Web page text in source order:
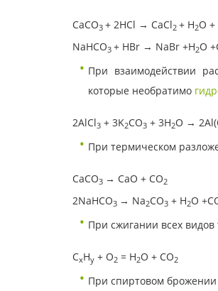
CaCO3 + 2HCl → CaCl2 + H2O +
NaHCO3 + HBr → NaBr +H2O
При взаимодействии
которые необратимо
2AlCl3 + 3K2CO3 + 3H2O →
При термическом
CaCO3 → CaO + CO2
2NaHCO3 → Na2CO3 + H2O
При сжигании всех видов
СxHy + O2 = H2O + CO2
При спиртовом